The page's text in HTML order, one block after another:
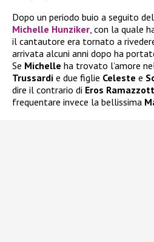
Dopo un periodo buio a seguito
Michelle Hunziker, con la quale
il cantautore era tornato a
arrivata alcuni anni dopo ha
Se Michelle ha trovato l’amore
Trussardi e due figlie Celeste e
dire il contrario di Eros
frequentare invece la bellissima